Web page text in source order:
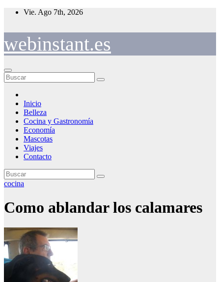
Saltar
Vie. Ago 7th, 2026
webinstant.es
Inicio
Belleza
Cocina y Gastronomía
Economía
Mascotas
Viajes
Contacto
cocina
Como ablandar los calamares